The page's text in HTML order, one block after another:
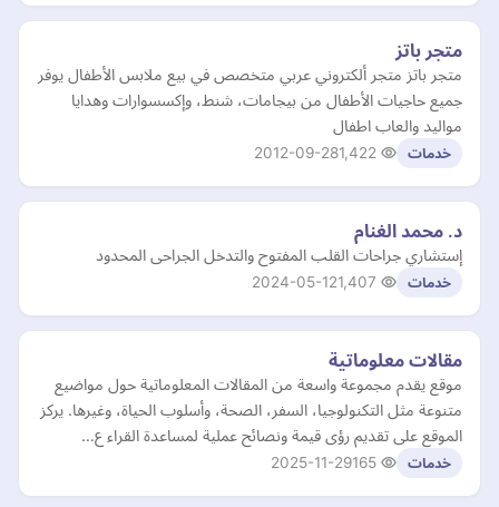
متجر باتز
متجر باتز متجر ألكتروني عربي متخصص في بيع ملابس الأطفال يوفر
جميع حاجيات الأطفال من بيجامات، شنط، وإكسسوارات وهدايا
مواليد والعاب اطفال
خدمات 2012-09-28
د. محمد الغنام
إستشاري جراحات القلب المفتوح والتدخل الجراحى المحدود
خدمات 2024-05-12
مقالات معلوماتية
موقع يقدم مجموعة واسعة من المقالات المعلوماتية حول مواضيع
متنوعة مثل التكنولوجيا، السفر، الصحة، وأسلوب الحياة، وغيرها. يركز
الموقع على تقديم رؤى قيمة ونصائح عملية لمساعدة القراء ع…
خدمات 2025-11-29